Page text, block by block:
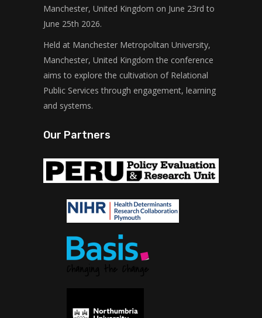
Manchester, United Kingdom on June 23rd to
June 25th 2026.
Held at Manchester Metropolitan University,
Manchester, United Kingdom the conference
aims to explore the cultivation of Relational
Public Services through engagement, learning
and systems.
Our Partners